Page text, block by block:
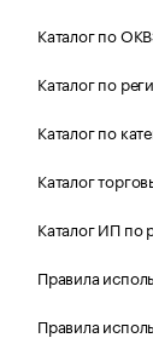
Каталог по
Каталог по
Каталог по
Каталог
Каталог ИП по
Правила
Правила